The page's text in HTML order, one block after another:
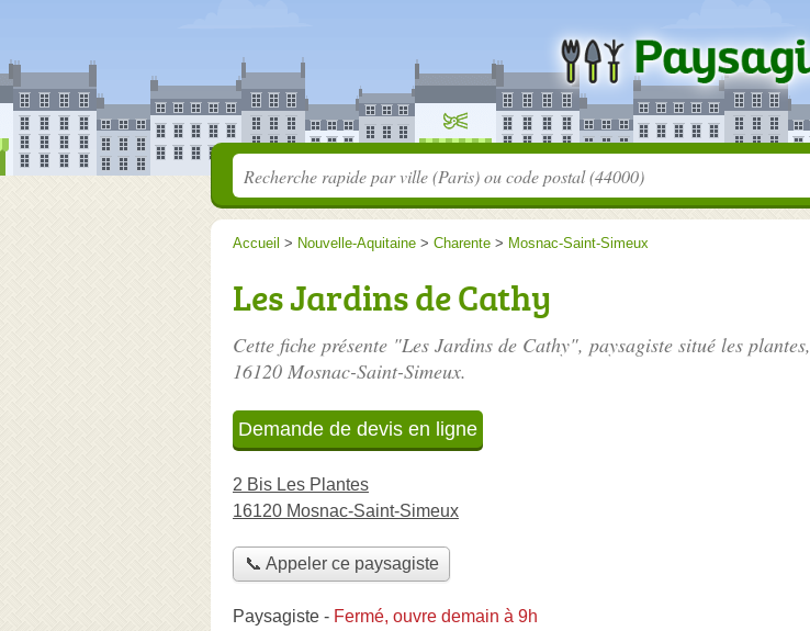
Accueil > Nouvelle-Aquitaine > Charente > Mosnac-Saint-Simeux
Les Jardins de Cathy
Cette fiche présente "Les Jardins de Cathy", paysagiste situé les plantes,
16120 Mosnac-Saint-Simeux.
Demande de devis en ligne
2 Bis Les Plantes
16120 Mosnac-Saint-Simeux
📞 Appeler ce paysagiste
Paysagiste - Fermé, ouvre demain à 9h